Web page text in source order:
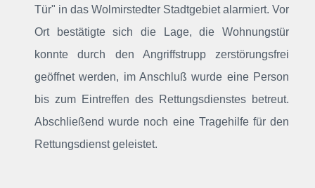
Tür" in das Wolmirstedter Stadtgebiet alarmiert. Vor
Ort bestätigte sich die Lage, die Wohnungstür
konnte durch den Angriffstrupp zerstörungsfrei
geöffnet werden, im Anschluß wurde eine Person
bis zum Eintreffen des Rettungsdienstes betreut.
Abschließend wurde noch eine Tragehilfe für den
Rettungsdienst geleistet.